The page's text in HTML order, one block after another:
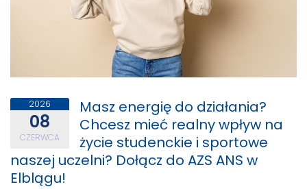
2026
08
CZERWCA
Masz energię do działania?
Chcesz mieć realny wpływ na
życie studenckie i sportowe
naszej uczelni? Dołącz do AZS ANS w
Elblągu!